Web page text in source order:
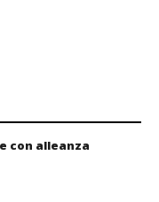
con alleanza